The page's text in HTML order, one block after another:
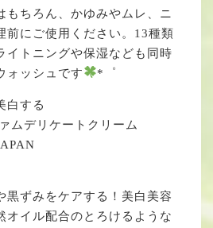
もちろん、かゆみやムレ、ニ
前にご使用ください。13種類
イトニングや保湿なども同時
ォッシュです
*゜
白する
ムデリケートクリーム
黒ずみをケアする！美白美容
オイル配合のとろけるような